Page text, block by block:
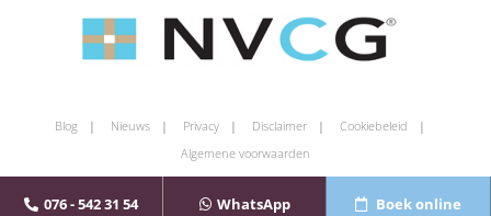
076 - 542 31 54 WhatsApp Boek online
Blog Nieuws Privacy Disclaimer
Cookiebeleid
Algemene voorwaarden